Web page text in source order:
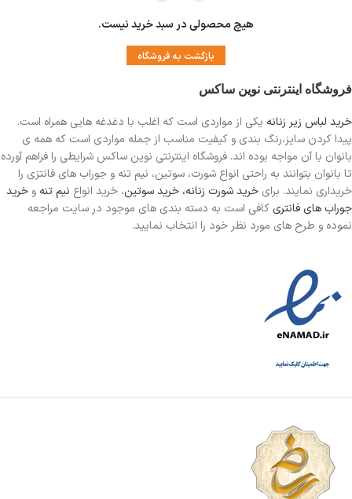
هیچ محصولی در سبد خرید نیست.
بازگشت به فروشگاه
فروشگاه اینترنتی نوین ساکس
خرید لباس زیر زنانه یکی از مواردی است که اغلب با دغدغه هایی همراه است.
پیدا کردن سایز،رنگ بندی و کیفیت مناسب از جمله مواردی است که همه ی
بانوان با آن مواجه بوده اند. فروشگاه اینترنتی نوین ساکس شرایطی را فراهم آورده
تا بانوان بتوانند به راحتی انواع شورت، سوتین، نیم تنه و جوراب های فانتزی را
خریداری نمایند. برای خرید شورت زنانه، خرید سوتین، خرید انواع نیم تنه و خرید
جوراب های فانتری کافی است به دسته بندی های موجود در سایت مراجعه
نموده و طرح های مورد نظر خود را انتخاب نمایید.